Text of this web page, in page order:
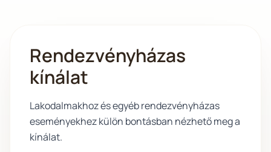
Rendezvényházas
kínálat
Lakodalmakhoz és egyéb rendezvényházas
eseményekhez külön bontásban nézhető meg a
kínálat.